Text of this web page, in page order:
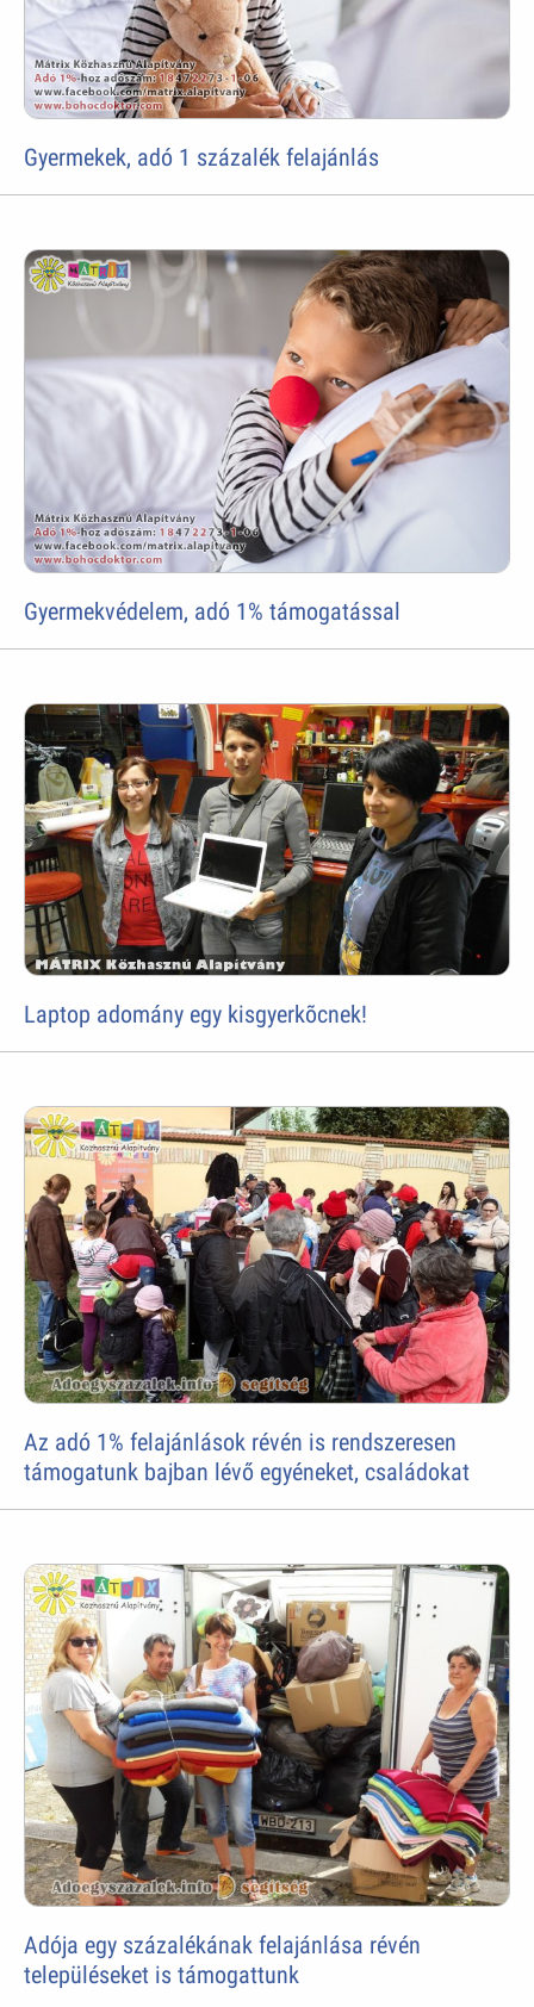
Gyermekek, adó 1 százalék felajánlás
Gyermekvédelem, adó 1% támogatással
Laptop adomány egy kisgyerkõcnek!
Az adó 1% felajánlások révén is rendszeresen
támogatunk bajban lévő egyéneket, családokat
Adója egy százalékának felajánlása révén
településeket is támogattunk